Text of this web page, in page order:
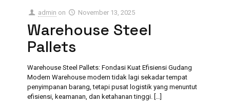
admin on November 13, 2025
Warehouse Steel
Pallets
Warehouse Steel Pallets: Fondasi Kuat Efisiensi Gudang
Modern Warehouse modern tidak lagi sekadar tempat
penyimpanan barang, tetapi pusat logistik yang menuntut
efisiensi, keamanan, dan ketahanan tinggi. […]